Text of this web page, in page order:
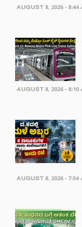
AUGUST 8, 2026 - 8:44
AUGUST 8, 2026 - 8:10
AUGUST 8, 2026 - 7:54